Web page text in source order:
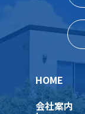
HOME
会社案内